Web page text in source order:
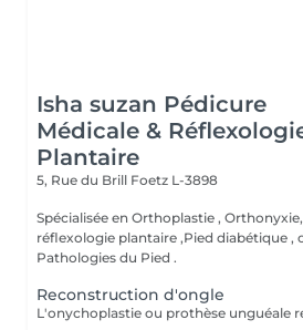
Isha suzan Pédicure
Médicale &
Plantaire
5, Rue du Brill Foetz L-3898
Spécialisée en Orthoplastie ,
réflexologie plantaire ,Pied diabétique ,
Pathologies du Pied .
Reconstruction d'ongle